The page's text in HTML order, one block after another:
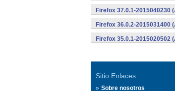
Firefox 37.0.1-2015040230
Firefox 36.0.2-2015031400
Firefox 35.0.1-2015020502
Sitio Enlaces
Sobre nosotros